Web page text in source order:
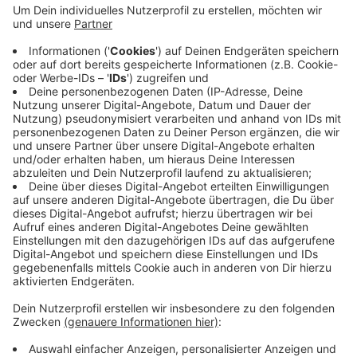
Die ernüchternde Bilanz nach fast drei Jahren sind
gerade einmal 8 ausgegebene Karten. Ehrenamtliche
bekommen damit Rabatte in Geschäften und
Freizeiteinrichtungen. Die Gemeinde erklärt das
geringe Interesse unter anderem damit, dass sie das
Ehrenamt schon auf vielen anderen Wegen
unterstützt. Durch Zuschüsse, den Ehrenamts- und
den Heimatpreis zum Beispiel. Außerdem müssen
Ehrenamtliche sich für die Karte mindestens fünf
Stunden pro Woche engagieren. Eine hohe Hürde.
Anzeige